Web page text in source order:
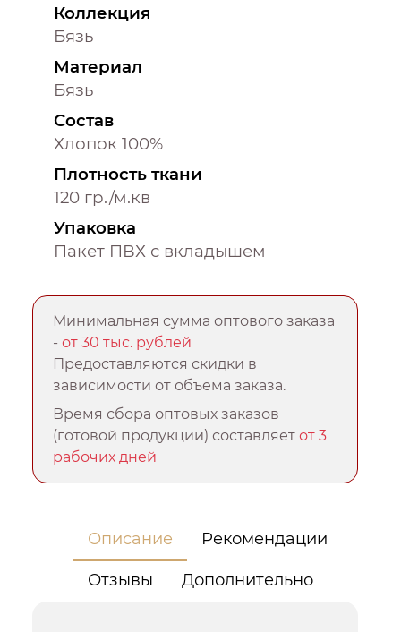
Коллекция
Бязь
Материал
Бязь
Состав
Хлопок 100%
Плотность ткани
120 гр./м.кв
Упаковка
Пакет ПВХ с вкладышем
Минимальная сумма оптового заказа
-от 30 тыс. рублей
Предоставляются скидки в
зависимости от объема заказа.
Время сбора оптовых заказов
(готовой продукции) составляетот 3
рабочих дней
Описание Рекомендации
Отзывы Дополнительно